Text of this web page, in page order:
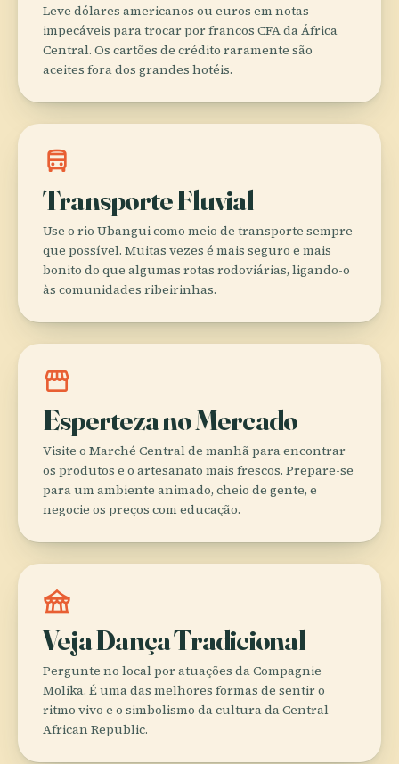
Leve dólares americanos ou euros em notas
impecáveis para trocar por francos CFA da África
Central. Os cartões de crédito raramente são
aceites fora dos grandes hotéis.
directions_bus
Transporte Fluvial
Use o rio Ubangui como meio de transporte sempre
que possível. Muitas vezes é mais seguro e mais
bonito do que algumas rotas rodoviárias, ligando-o
às comunidades ribeirinhas.
storefront
Esperteza no Mercado
Visite o Marché Central de manhã para encontrar
os produtos e o artesanato mais frescos. Prepare-se
para um ambiente animado, cheio de gente, e
negocie os preços com educação.
festival
Veja Dança Tradicional
Pergunte no local por atuações da Compagnie
Molika. É uma das melhores formas de sentir o
ritmo vivo e o simbolismo da cultura da Central
African Republic.